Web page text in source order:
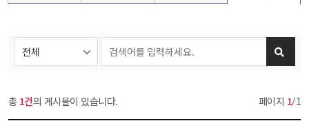
총 1건의 게시물이 있습니다. 페이지 1/1